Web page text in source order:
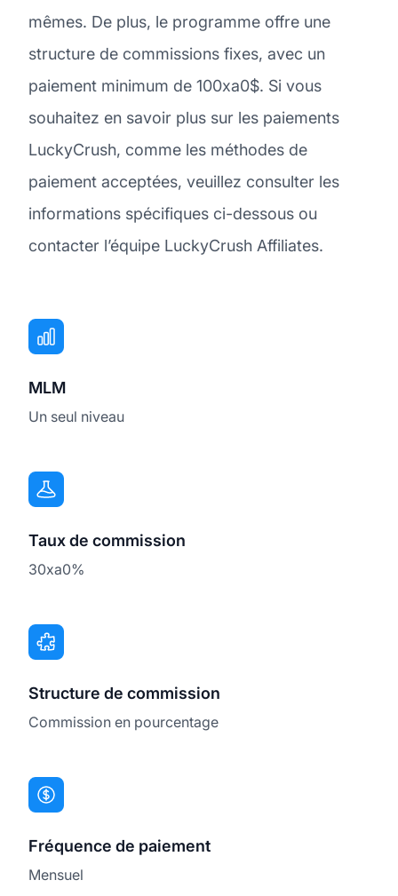
mêmes. De plus, le programme offre une
structure de commissions fixes, avec un
paiement minimum de 100xa0$. Si vous
souhaitez en savoir plus sur les paiements
LuckyCrush, comme les méthodes de
paiement acceptées, veuillez consulter les
informations spécifiques ci-dessous ou
contacter l’équipe LuckyCrush Affiliates.
MLM
Un seul niveau
Taux de commission
30xa0%
Structure de commission
Commission en pourcentage
Fréquence de paiement
Mensuel